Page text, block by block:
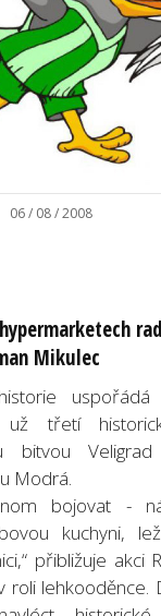
06 / 08 / 2008
Mikulec
uspořádá
už třetí
bitvou
Modrá.
bojovat -
kuchyni,
přibližuje akci
roli lehkooděnce.